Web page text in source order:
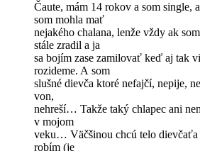
Čaute, mám 14 rokov a som single,
som mohla mať
nejakého chalana, lenže vždy ak
stále zradil a ja
sa bojím zase zamilovať keď aj tak
rozideme. A som
slušné dievča ktoré nefajčí, nepije,
von,
nehreší… Takže taký chlapec ani
v mojom
veku… Väčšinou chcú telo dievčaťa
robím (je